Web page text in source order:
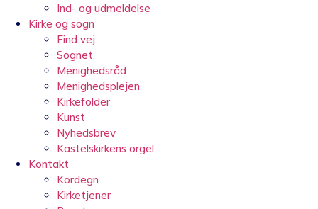
Ind- og udmeldelse
Kirke og sogn
Find vej
Sognet
Menighedsråd
Menighedsplejen
Kirkefolder
Kunst
Nyhedsbrev
Kastelskirkens orgel
Kontakt
Kordegn
Kirketjener